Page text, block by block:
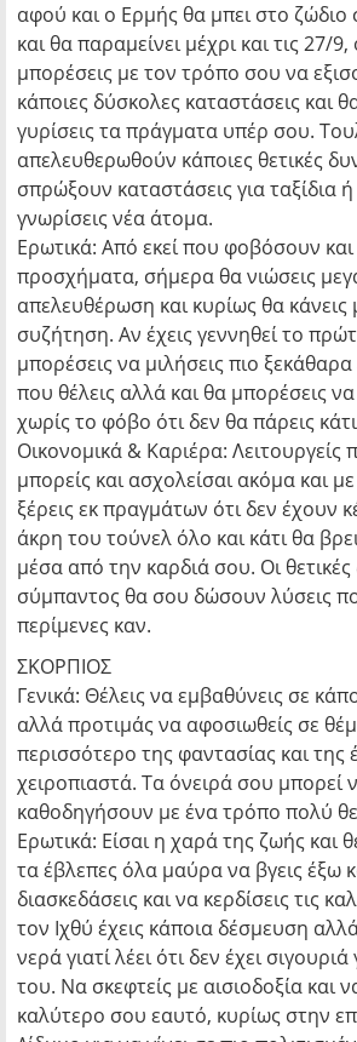
αφού και ο Ερμής θα μπει στο
και θα παραμείνει μέχρι και τις 27/
μπορέσεις με τον τρόπο σου να
κάποιες δύσκολες καταστάσεις και
γυρίσεις τα πράγματα υπέρ σου.
απελευθερωθούν κάποιες θετικές
σπρώξουν καταστάσεις για ταξίδια
γνωρίσεις νέα άτομα.
Ερωτικά: Από εκεί που φοβόσουν
προσχήματα, σήμερα θα νιώσεις
απελευθέρωση και κυρίως θα κάνεις
συζήτηση. Αν έχεις γεννηθεί το
μπορέσεις να μιλήσεις πιο
που θέλεις αλλά και θα μπορέσεις
χωρίς το φόβο ότι δεν θα πάρεις
Οικονομικά & Καριέρα: Λειτουργείς
μπορείς και ασχολείσαι ακόμα και
ξέρεις εκ πραγμάτων ότι δεν έχουν
άκρη του τούνελ όλο και κάτι θα
μέσα από την καρδιά σου. Οι
σύμπαντος θα σου δώσουν λύσεις
περίμενες καν.
ΣΚΟΡΠΙΟΣ
Γενικά: Θέλεις να εμβαθύνεις σε
αλλά προτιμάς να αφοσιωθείς σε
περισσότερο της φαντασίας και
χειροπιαστά. Τα όνειρά σου μπορεί
καθοδηγήσουν με ένα τρόπο πολύ
Ερωτικά: Είσαι η χαρά της ζωής και
τα έβλεπες όλα μαύρα να βγεις έξω
διασκεδάσεις και να κερδίσεις τις
τον Ιχθύ έχεις κάποια δέσμευση
νερά γιατί λέει ότι δεν έχει
του. Να σκεφτείς με αισιοδοξία και
καλύτερο σου εαυτό, κυρίως στην